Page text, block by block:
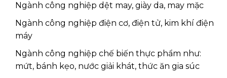
Ngành công nghiệp dệt may, giày da, may mặc
Ngành công nghiệp điện cơ, điện tử, kim khí điện
máy
Ngành công nghiệp chế biến thực phẩm như:
mứt, bánh kẹo, nước giải khát, thức ăn gia súc